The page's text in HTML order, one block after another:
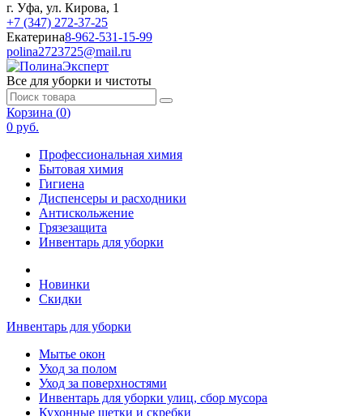
г. Уфа, ул. Кирова, 1
+7 (347) 272-37-25
Екатерина8-962-531-15-99
polina2723725@mail.ru
Все для уборки и чистоты
Корзина (0)
0 руб.
Профессиональная химия
Бытовая химия
Гигиена
Диспенсеры и расходники
Антискольжение
Грязезащита
Инвентарь для уборки
Новинки
Скидки
Инвентарь для уборки
Мытье окон
Уход за полом
Уход за поверхностями
Инвентарь для уборки улиц, сбор мусора
Кухонные щетки и скребки